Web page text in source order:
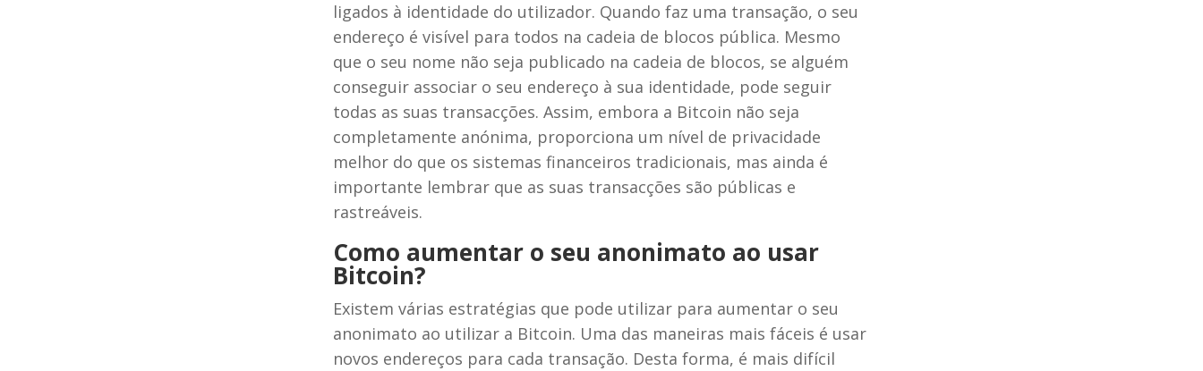
ligados à identidade do utilizador. Quando faz uma transação, o seu
endereço é visível para todos na cadeia de blocos pública. Mesmo
que o seu nome não seja publicado na cadeia de blocos, se alguém
conseguir associar o seu endereço à sua identidade, pode seguir
todas as suas transacções. Assim, embora a Bitcoin não seja
completamente anónima, proporciona um nível de privacidade
melhor do que os sistemas financeiros tradicionais, mas ainda é
importante lembrar que as suas transacções são públicas e
rastreáveis.
Como aumentar o seu anonimato ao usar
Bitcoin?
Existem várias estratégias que pode utilizar para aumentar o seu
anonimato ao utilizar a Bitcoin. Uma das maneiras mais fáceis é usar
novos endereços para cada transação. Desta forma, é mais difícil